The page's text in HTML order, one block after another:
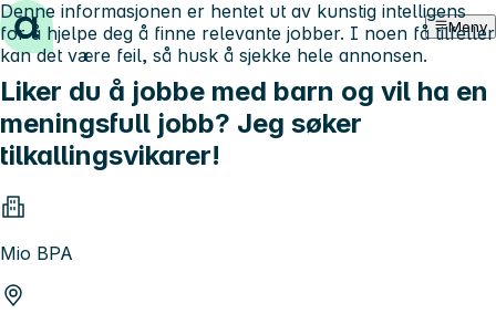
Hopp til innhold Meny
Liker du å jobbe med barn og vil ha en
meningsfull jobb? Jeg søker
tilkallingsvikarer!
Mio BPA
Denne informasjonen er hentet ut av kunstig intelligens
for å hjelpe deg å finne relevante jobber. I noen få tilfeller
kan det være feil, så husk å sjekke hele annonsen.